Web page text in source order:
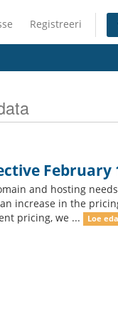
Registreeri
February
and hosting
increase in the
pricing, we ...
Loe